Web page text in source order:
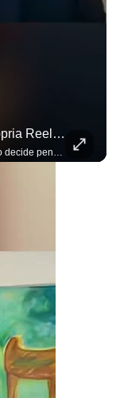
Um Presidente Que Não Disputa A Própria Reeleição Decide Pensando Em Quem Vem Depois.
Um presidente que não disputa a própria reeleição decide pensando em quem vem depois. Foi assim que Flávio Bolsonaro defendeu a PEC do fim da reeleição, primeira das medidas que citou para o ambiente de negócios. Se você busca informação com credibilidade, inscreva-se agora e ative o
nos principais